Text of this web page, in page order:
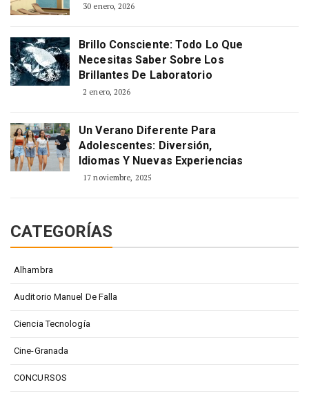
30 enero, 2026
Brillo Consciente: Todo Lo Que
Necesitas Saber Sobre Los
Brillantes De Laboratorio
2 enero, 2026
Un Verano Diferente Para
Adolescentes: Diversión,
Idiomas Y Nuevas Experiencias
17 noviembre, 2025
CATEGORÍAS
Alhambra
Auditorio Manuel De Falla
Ciencia Tecnología
Cine-Granada
CONCURSOS